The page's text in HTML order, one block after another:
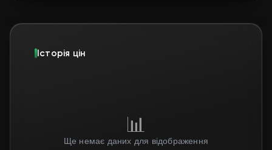
Історія цін
📊
Ще немає даних для відображення